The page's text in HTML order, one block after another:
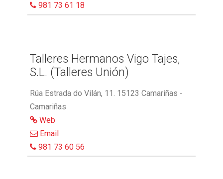
981 73 61 18
Talleres Hermanos Vigo Tajes,
S.L. (Talleres Unión)
Rúa Estrada do Vilán, 11. 15123 Camariñas -
Camariñas
Web
Email
981 73 60 56